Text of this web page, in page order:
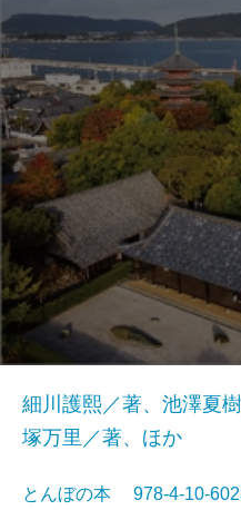
細川護熙／著、池澤夏
塚万里／著、ほか
とんぼの本 978-4-10-